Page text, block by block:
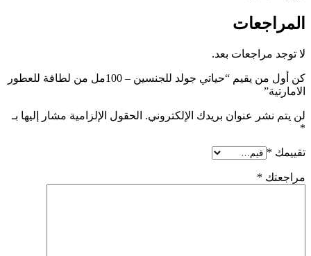
المراجعات
لا توجد مراجعات بعد.
كن أول من يقيم “حياتي جولد للجنسين – 100مل من لطافة للعطور
الامارتية”
لن يتم نشر عنوان بريدك الإلكتروني. الحقول الإلزامية مشار إليها بـ
*
تقييمك *
مراجعتك *